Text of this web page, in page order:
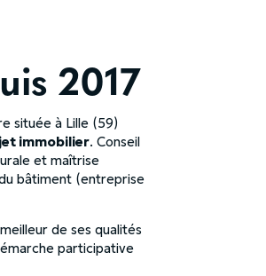
2017
située à Lille (59)
immobilier. Conseil
et maîtrise
bâtiment (entreprise
de ses qualités
participative